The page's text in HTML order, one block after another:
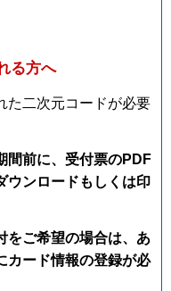
る方へ
た二次元コードが必要
間前に、受付票のPDF
ウンロードもしくは印
をご希望の場合は、あ
カード情報の登録が必